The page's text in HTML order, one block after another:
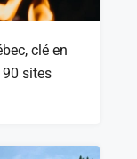
clé en
sites